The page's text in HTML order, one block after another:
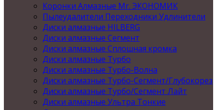
Коронки Алмазные Mr. ЭКОНОМИК
Пылеудалители Переходники Удлинители
Диски алмазные HILBERG
Диски алмазные Сегмент
Диски алмазные Сплошная кромка
Диски алмазные Турбо
Диски алмазные Турбо-Волна
Диски алмазные Турбо-Сегмент/Глубокорез
Диски алмазные Турбо/Сегмент Лайт
Диски алмазные Ультра Тонкие